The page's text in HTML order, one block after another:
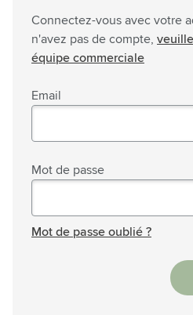
Connectez-vous avec votre
n'avez pas de compte,
équipe commerciale
Email
Mot de passe
Mot de passe oublié ?